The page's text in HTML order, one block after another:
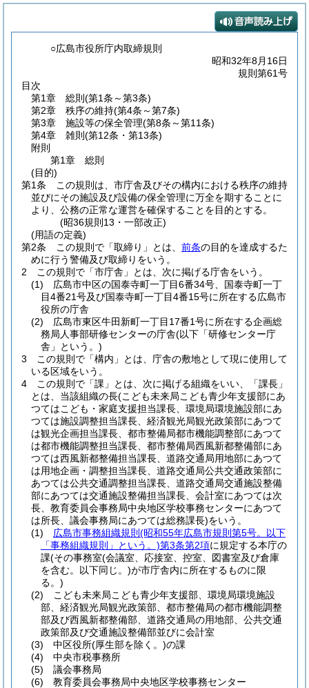
○広島市役所庁内取締規則
昭和32年8月16日
規則第61号
目次
第1章
総則 (第1条～第3条)
第2章
秩序の維持(第4条～第7条)
第3章
施設等の保全管理(第8条～第11条)
第4章
雑則 (第12条・第13条)
附則
第1章
総則
(目的)
第1条
この規則は、市庁舎及びその構内における秩序の維持
並びにその施設及び設備の保全管理に万全を期することに
より、公務の正常な運営を確保することを目的とする。
(昭36規則13・一部改正)
(用語の定義)
第2条
この規則で「取締り」とは、 前条の目的を達成するた
めに行う警備及び取締りをいう。
2
この規則で「市庁舎」とは、次に掲げる庁舎をいう。
(1)
広島市中区の国泰寺町一丁目6番34号、国泰寺町一丁
目4番21号及び国泰寺町一丁目4番15号に所在する広島市
役所の庁舎
(2)
広島市東区牛田新町一丁目17番1号に所在する企画総
務局人事部研修センターの庁舎(以下「研修センター庁
舎」という。)
3
この規則で「構内」とは、庁舎の敷地として現に使用して
いる区域をいう。
4
この規則で「課」とは、次に掲げる組織をいい、「課長」
とは、当該組織の長(こども未来局こども青少年支援部にあ
つてはこども・家庭支援担当課長、環境局環境施設部にあ
つては施設調整担当課長、経済観光局観光政策部にあつて
は観光企画担当課長、都市整備局都市機能調整部にあつて
は都市機能調整担当課長、都市整備局西風新都整備部にあ
つては西風新都整備担当課長、道路交通局用地部にあつて
は用地企画・調整担当課長、道路交通局公共交通政策部に
あつては公共交通調整担当課長、道路交通局交通施設整備
部にあつては交通施設整備担当課長、会計室にあつては次
長、教育委員会事務局中央地区学校事務センターにあつて
は所長、議会事務局にあつては総務課長)をいう。
(1)
広島市事務組織規則 (昭和55年広島市規則第5号。以下
「事務組織規則」という。)第3条第2項に規定する本庁の
課(その事務室(会議室、応接室、控室、図書室及び倉庫
を含む。以下同じ。)が市庁舎内に所在するものに限
る。)
(2)
こども未来局こども青少年支援部、環境局環境施設
部、経済観光局観光政策部、都市整備局の都市機能調整
部及び西風新都整備部、道路交通局の用地部、公共交通
政策部及び交通施設整備部並びに会計室
(3)
中区役所(厚生部を除く。)の課
(4)
中央市税事務所
(5)
議会事務局
(6)
教育委員会事務局中央地区学校事務センター